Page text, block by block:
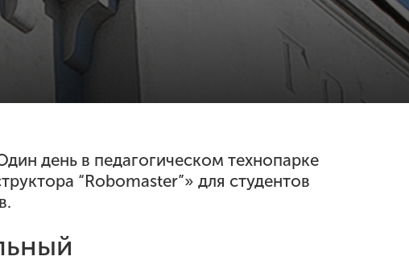
день в педагогическом технопарке
“Robomaster”» для студентов